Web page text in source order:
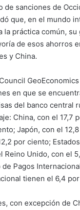
de sanciones de
que, en el mundo
la práctica común,
de esos ahorros
y China.
en que se
del banco central
China, con el 17,7
Japón, con el
por ciento;
Reino Unido, con el
de Pagos
tienen el 6,4
con excepción de